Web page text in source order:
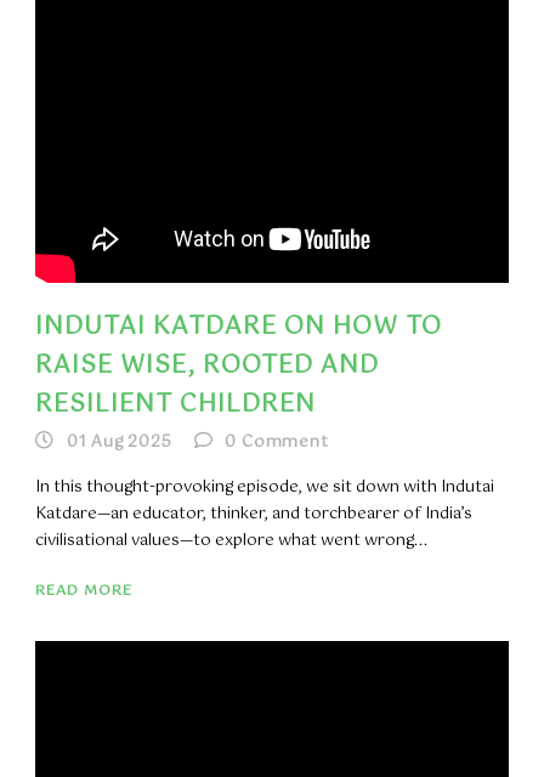
INDUTAI KATDARE ON HOW TO
RAISE WISE, ROOTED AND
RESILIENT CHILDREN
01 Aug 2025 0 Comment
In this thought-provoking episode, we sit down with Indutai
Katdare—an educator, thinker, and torchbearer of India’s
civilisational values—to explore what went wrong...
READ MORE